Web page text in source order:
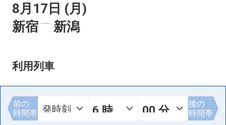
8月17日 (月)
新宿
新潟
利用列車
前の
時間帯
後の
時間帯